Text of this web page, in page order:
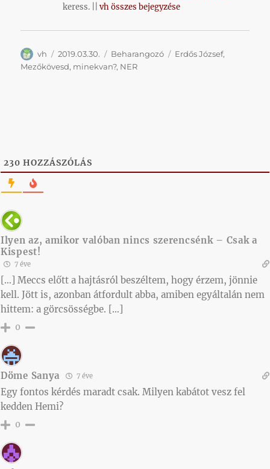
keress. ||vh összes bejegyzése
Szerző
vh Közzétéve
2019.03.30. Kategória
Beharangozó Címke
Erdős József,
Mezőkövesd, minekvan?, NER
230 HOZZÁSZÓLÁS
Ilyen az, amikor valóban nincs szerencsénk – Csak a
Kispest!
7 éve
[…] Meccs előtt a hajtásról beszéltem, hogy érzem, jönnie
kell. Jött is, azonban átfordult abba, amiben egyáltalán nem
hittem: a görcsösségbe. […]
0
Döme Sanya 7 éve
Egy fontos kérdés maradt csak. Milyen kabátot vesz fel
kedden Hemi?
0